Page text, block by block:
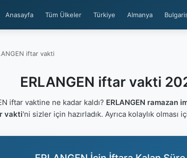
Anasayfa Tüm Ülkeler Türkiye Almanya
iftar vakti
ERLANGEN iftar vakti
iftar vaktine ne kadar kaldı? ERLANGEN ramazan
vakti'ni sizler için hazırladık. Ayrıca kolaylık olması